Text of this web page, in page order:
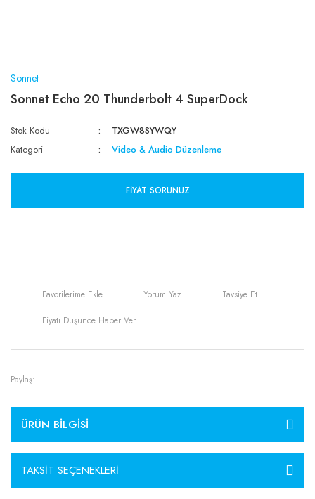
Sonnet
Sonnet Echo 20 Thunderbolt 4 SuperDock
Stok Kodu
TXGW8SYWQY
Kategori
Video & Audio Düzenleme
FIYAT SORUNUZ
Yorum Yaz Tavsiye Et
Fiyatı Düşünce Haber Ver
Paylaş:
ÜRÜN BILGISI
TAKSIT SEÇENEKLERI